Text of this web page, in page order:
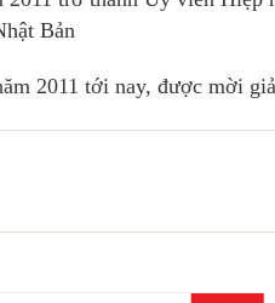
Bản
2011 tới nay, được mời